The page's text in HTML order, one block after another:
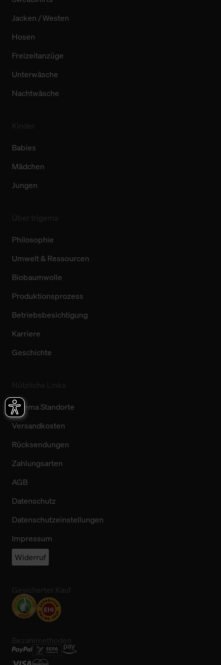
Jacken / Westen
Hosen
Freizeitanzüge
Unterwäsche
Nachtwäsche
Babies
Mädchen
Jungen
Philosophie
Umwelt & Ressourcen
Biobaumwolle
Produktionsprozess
Betriebsbesichtigung
Karriere
Geschichte
trigema Standorte
Versandkosten
Rücksendungen
Zahlungsarten
AGB
Datenschutz
Datenschutzeinstellungen
Impressum
Widerruf